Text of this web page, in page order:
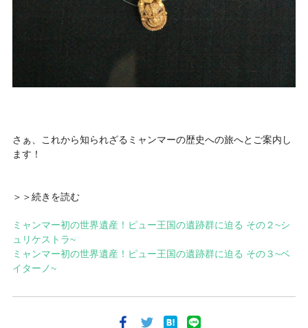
さぁ、これから知られざるミャンマーの歴史への旅へとご案内し
ます！
＞＞続きを読む
ミャンマー初の世界遺産！ピュー王国の遺跡群に迫る その２~シ
ュリケストラ~
ミャンマー初の世界遺産！ピュー王国の遺跡群に迫る その３~ベ
イターノ~